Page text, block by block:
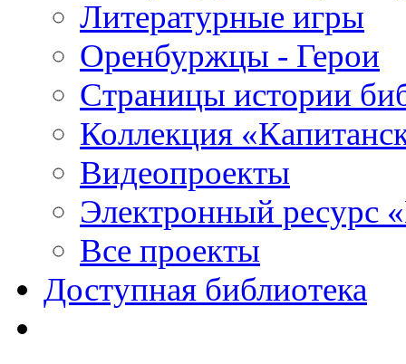
Литературные игры
Оренбуржцы - Герои
Страницы истории
Коллекция
Видеопроекты
Электронный ресурс
Все проекты
Доступная библиотека